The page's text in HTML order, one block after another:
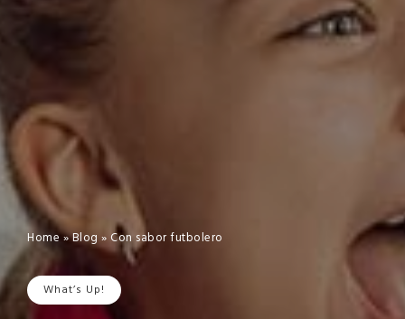
Home»Blog»Con sabor futbolero
What’s Up!